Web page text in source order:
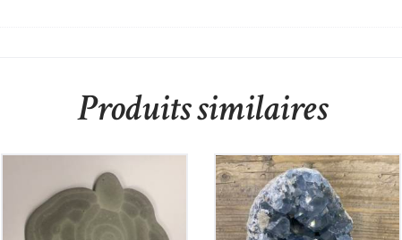
Produits similaires
Pierre des fées
Géode de Célestine
200€